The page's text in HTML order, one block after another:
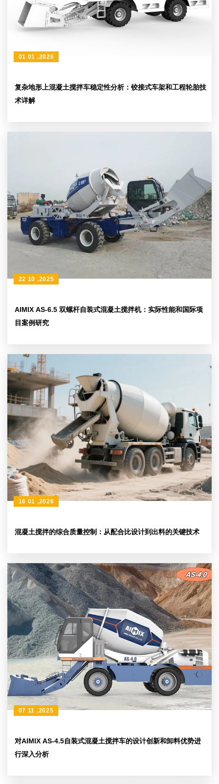
复杂地形上混凝土搅拌车稳定性分析：铰接式车架和工程轮胎技
术详解
01 01 ,2026
AIMIX AS-6.5 双螺杆自装式混凝土搅拌机：实际性能和国际项
目案例研究
22 10 ,2025
混凝土搅拌的综合质量控制：从配合比设计到出料的关键技术
16 01 ,2026
对AIMIX AS-4.5自装式混凝土搅拌车的设计创新和卸料优势进
行深入分析
07 11 ,2025